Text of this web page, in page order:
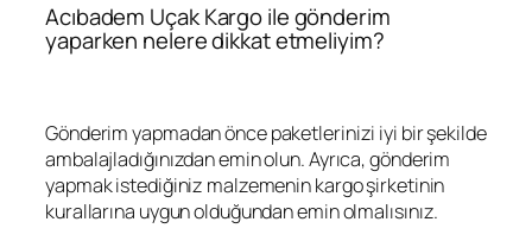
Acıbadem Uçak Kargo ile gönderim
yaparken nelere dikkat etmeliyim?
Gönderim yapmadan önce paketlerinizi iyi bir şekilde
ambalajladığınızdan emin olun. Ayrıca, gönderim
yapmak istediğiniz malzemenin kargo şirketinin
kurallarına uygun olduğundan emin olmalısınız.